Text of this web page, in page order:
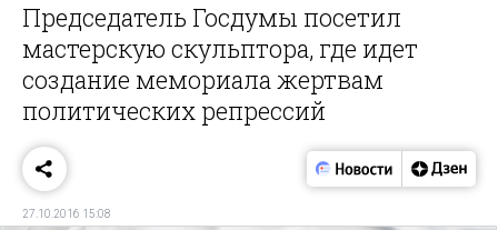
Председатель Госдумы посетил
мастерскую скульптора, где идет
создание мемориала жертвам
политических репрессий
27.10.2016 15:08